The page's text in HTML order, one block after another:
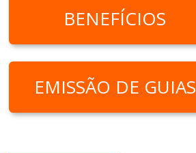
BENEFÍCIOS
EMISSÃO DE GUIAS